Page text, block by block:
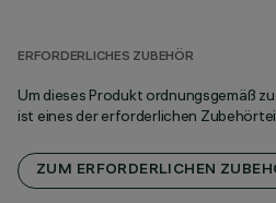
ERFORDERLICHES ZUBEHÖR
Um dieses Produkt ordnungsgemäß
ist eines der erforderlichen
ZUM ERFORDERLICHEN